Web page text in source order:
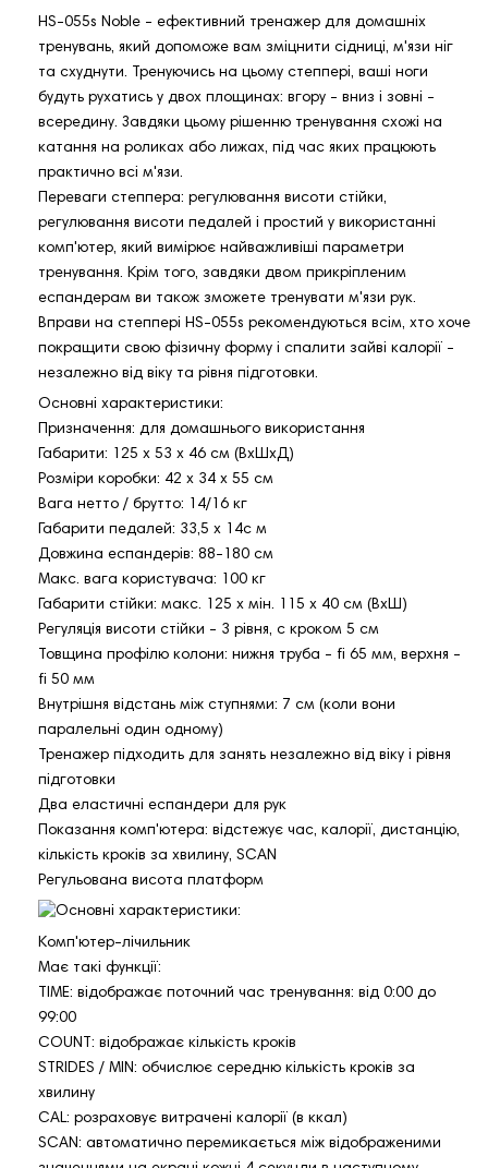
HS-055s Noble - ефективний тренажер для домашніх
тренувань, який допоможе вам зміцнити сідниці, м'язи ніг
та схуднути. Тренуючись на цьому степпері, ваші ноги
будуть рухатись у двох площинах: вгору - вниз і зовні -
всередину. Завдяки цьому рішенню тренування схожі на
катання на роликах або лижах, під час яких працюють
практично всі м'язи.
Переваги степпера: регулювання висоти стійки,
регулювання висоти педалей і простий у використанні
комп'ютер, який вимірює найважливіші параметри
тренування. Крім того, завдяки двом прикріпленим
еспандерам ви також зможете тренувати м'язи рук.
Вправи на степпері HS-055s рекомендуються всім, хто хоче
покращити свою фізичну форму і спалити зайві калорії -
незалежно від віку та рівня підготовки.
Основні характеристики:
Призначення: для домашнього використання
Габарити: 125 х 53 х 46 см (ВхШхД)
Розміри коробки: 42 x 34 x 55 см
Вага нетто / брутто: 14/16 кг
Габарити педалей: 33,5 х 14с м
Довжина еспандерів: 88-180 см
Макс. вага користувача: 100 кг
Габарити стійки: макс. 125 х мін. 115 х 40 см (ВхШ)
Регуляція висоти стійки - 3 рівня, с кроком 5 см
Товщина профілю колони: нижня труба - fi 65 мм, верхня -
fi 50 мм
Внутрішня відстань між ступнями: 7 см (коли вони
паралельні один одному)
Тренажер підходить для занять незалежно від віку і рівня
підготовки
Два еластичні еспандери для рук
Показання комп'ютера: відстежує час, калорії, дистанцію,
кількість кроків за хвилину, SCAN
Регульована висота платформ
Комп'ютер-лічильник
Має такі функції:
TIME: відображає поточний час тренування: від 0:00 до
99:00
COUNT: відображає кількість кроків
STRIDES / MIN: обчислює середню кількість кроків за
хвилину
CAL: розраховує витрачені калорії (в ккал)
SCAN: автоматично перемикається між відображеними